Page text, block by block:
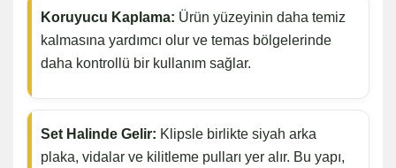
Koruyucu Kaplama: Ürün yüzeyinin daha temiz
kalmasına yardımcı olur ve temas bölgelerinde
daha kontrollü bir kullanım sağlar.
Set Halinde Gelir: Klipsle birlikte siyah arka
plaka, vidalar ve kilitleme pulları yer alır. Bu yapı,